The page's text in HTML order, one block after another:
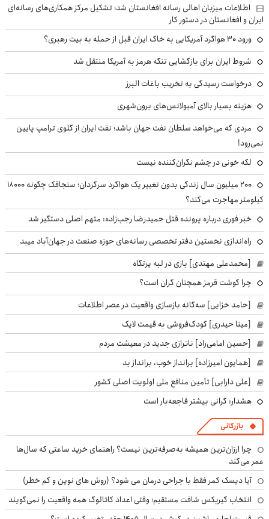
اطلاعات میزبان اهالی رسانه افغانستان شد؛ تشکیل مرکز همکاری‌های رسانه‌ای
ایران و افغانستان در دستور کار
ورود ۳۰ هواگرد آمریکایی به خاک ایران قبل از حمله به بیت رهبری؟
شروط ایران برای بازگشایی تنگه هرمز به آمریکا منتقل شد
درخواست رسیدگی به تخریب باغات البرز
هزینه بسیار بالای آمبولانس‌های برون‌شهری
مردی که می‌خواهد سلطان نفت جهان باشد؛ نفت ایران از گلوی ترامپ پایین
نمی‌رود!
لکه خونی در چشم نگران‌کننده نیست
۲۰۰ میلیون سال زندگی بدون تغییر یک هواگرد سرگردان؛ سنجاقک‌ چگونه ۱۸۰۰۰
کیلومتر مهاجرت می‌کند؟
خبر فوری درباره پرونده قتل حمیدرضا رجب‌زاده: متهم اصلی دستگیر شد
راه‌اندازی نخستین دفتر تخصصی رسانه‌های حوزه صنعت در جهان‌آباد میبد
[محمدعلی مهتدی] بازی در لبه پرتگاه
چرا گوشت قرمز همچنان گران است؟
[حامد خزایی] سه‌گانه بازسازی واقعیت در عصر اطلاعات
[مینا حیدری] کودک‌فروشی به قیمت لایک
[حسین امامی‌راد] ناترازی جدید در معیشت مردم
[همایون امیرزاده] برانداز خوب، برانداز بد
[علی دارابی] تأمین منافع ملی اولویت اصلی کشور
هشدار: گرانی بیشتر فاجعه‌بار است
بازرگانی
چرا ارزان‌ترین همیشه به‌صرفه‌ترین نیست؟ راهنمای خرید ساعتی که سال‌ها
عمر می‌کند
آیا دیسک کمر فقط با جراحی درمان می شود؟ (روش های نوین و کم خطر)
انتخاب گیربکس شافت مستقیم؛ وقتی اعداد کاتالوگ همه واقعیت را نمی‌گویند